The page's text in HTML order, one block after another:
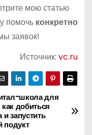
мою статью
помочь конкретно
заявок!
Источник:vc.ru
школа для
как добиться
и запустить
подукт